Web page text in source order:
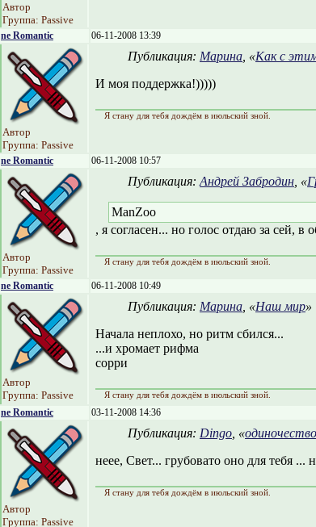
Автор
Группа: Passive
ne Romantic 06-11-2008 13:39
Автор
Группа: Passive
Публикация: Марина , «Как с
И моя поддержка!)))))
Я стану для тебя дождём в июльский зной.
ne Romantic 06-11-2008 10:57
Автор
Группа: Passive
Публикация: Андрей Забродин , «
ManZoo
, я согласен... но голос отдаю за сей,
Я стану для тебя дождём в июльский зной.
ne Romantic 06-11-2008 10:49
Автор
Группа: Passive
Публикация: Марина , «Наш мир»
Начала неплохо, но ритм сбился...
...и хромает рифма
сорри
Я стану для тебя дождём в июльский зной.
ne Romantic 03-11-2008 14:36
Автор
Группа: Passive
Публикация: Dingo , «одиночество
неее, Свет... грубовато оно для тебя
Я стану для тебя дождём в июльский зной.